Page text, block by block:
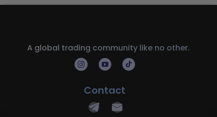
A global trading community like no other.
Contact